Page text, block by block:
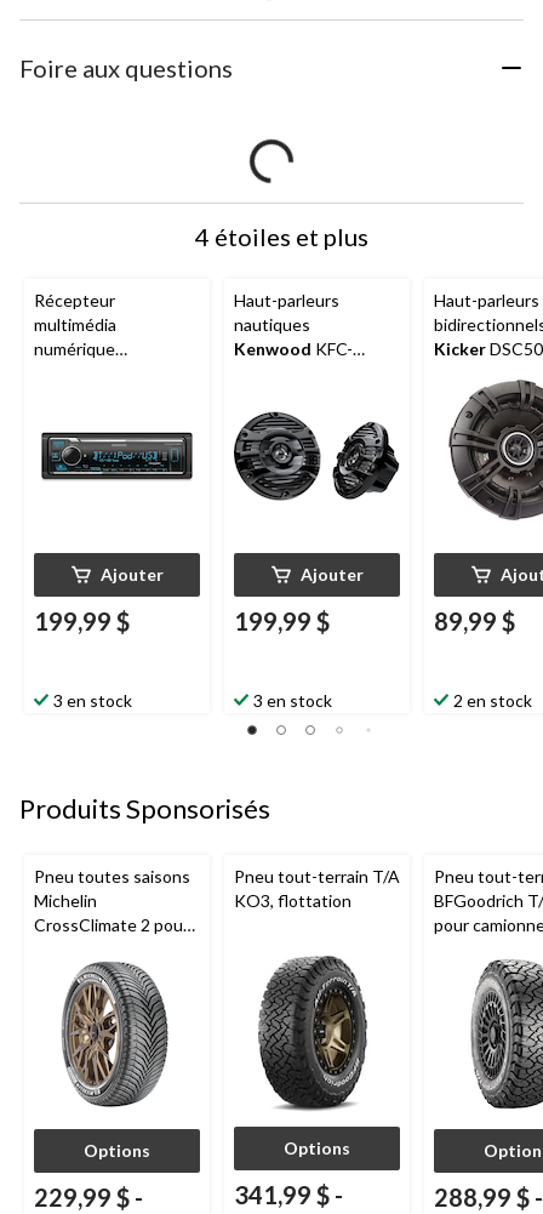
Foire aux questions
4 étoiles et plus
Récepteur
multimédia
numérique
couleur variable
Ajouter
199,99 $
3 en stock
Haut-parleurs
nautiques
Kenwood KFC-
Ajouter
199,99 $
3 en stock
Haut-parleurs
Kicker
5,25 po
89,99 $
2 en stock
Produits Sponsorisés
Pneu toutes saisons
Michelin
CrossClimate 2 pour
et multisegments
Options
229,99 $ -
Pneu tout-terrain T/A
KO3, flottation
Options
341,99 $ -
Pneu tout-
BFGoodrich
pour
288,99 $ -